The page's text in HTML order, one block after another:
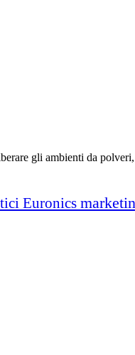
gli ambienti da
Euronics